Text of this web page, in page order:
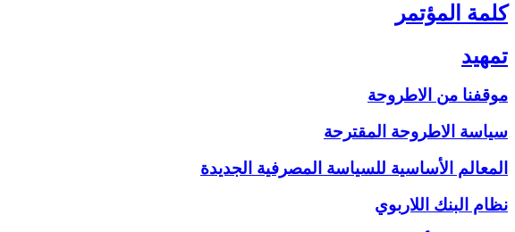
كلمة المؤتمر
تمهيد
موقفنا من الاطروحة
سياسة الاطروحة المقترحة
المعالم الأساسية للسياسة المصرفية الجديدة
نظام البنك اللاربوي‏